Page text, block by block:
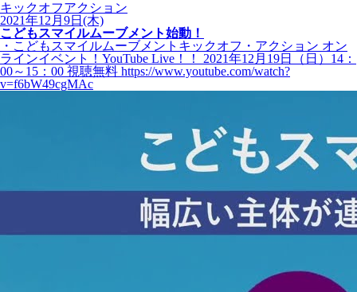
キックオフアクション
2021年12月9日(木)
こどもスマイルムーブメント始動！
・こどもスマイルムーブメントキックオフ・アクション オン
ラインイベント！YouTube Live！！ 2021年12月19日（日）14：
00～15：00 視聴無料 https://www.youtube.com/watch?
v=f6bW49cgMAc